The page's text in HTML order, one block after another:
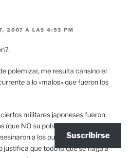
2007 A LAS 4:53 PM
polemizar, me resulta cansino el
a lo «malos» que fueron los
militares japoneses fueron
(que NO su población civil),
a los pueblos invadidos,
justifica que todo lo que se haga a
Suscribirse